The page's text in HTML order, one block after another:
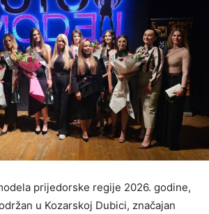
prijedorske regije 2026. godine,
u Kozarskoj Dubici, značajan